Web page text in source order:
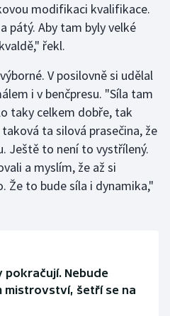
modifikaci kvalifikace.
pátý. Aby tam byly velké
řekl.
V posilovně si udělal
i v benčpresu. "Síla tam
taky celkem dobře, tak
ta silová prasečina, že
Ještě to není to vystřílený.
a myslím, že až si
Že to bude síla i dynamika,"
pokračují. Nebude
mistrovství, šetří se na